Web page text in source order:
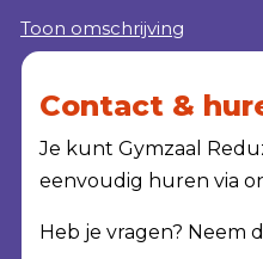
Toon omschrijving
Contact &
Je kunt Gymzaal
eenvoudig huren via
Heb je vragen? Neem